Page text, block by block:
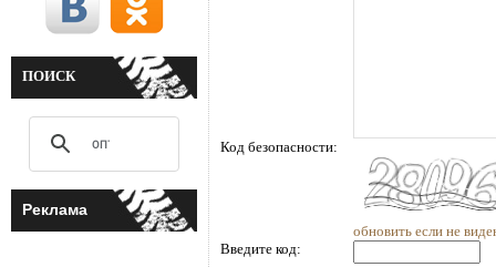
ПОИСК
Реклама
Код безопасности:
обновить если не
Введите код: